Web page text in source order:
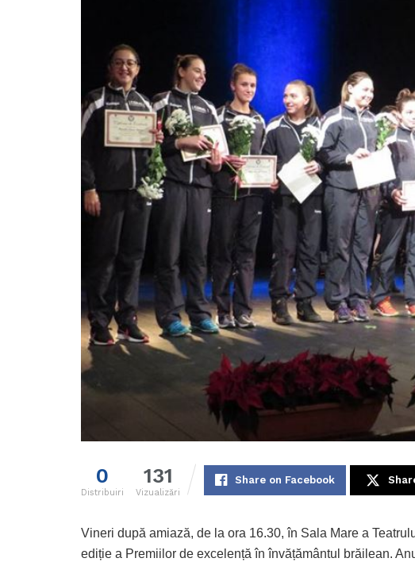
0
Distribuiri
131
Vizualizări
Share on Facebook
Vineri după amiază, de la ora 16.30, în Sala Mare a
ediție a Premiilor de excelență în învățământul brăilean.